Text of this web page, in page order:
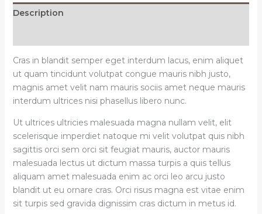
Description
Cras in blandit semper eget interdum lacus, enim aliquet
ut quam tincidunt volutpat congue mauris nibh justo,
magnis amet velit nam mauris sociis amet neque mauris
interdum ultrices nisi phasellus libero nunc.
Ut ultrices ultricies malesuada magna nullam velit, elit
scelerisque imperdiet natoque mi velit volutpat quis nibh
sagittis orci sem orci sit feugiat mauris, auctor mauris
malesuada lectus ut dictum massa turpis a quis tellus
aliquam amet malesuada enim ac orci leo arcu justo
blandit ut eu ornare cras. Orci risus magna est vitae enim
sit turpis sed gravida dignissim cras dictum in metus id.